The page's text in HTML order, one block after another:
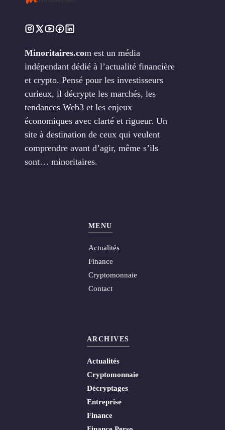
Minoritaires.com est un média
indépendant dédié à l’actualité financière
et crypto. Pensé pour les investisseurs
curieux, il décrypte les marchés, les
tendances Web3 et les enjeux
économiques avec clarté et rigueur. Un
site à destination de ceux qui veulent
comprendre avant d’agir, même s’ils
sont… minoritaires.
MENU
Actualités
Finance
Cryptomonnaie
Contact
ARCHIVES
Actualités
Cryptomonnaie
Décryptages
Entreprise
Finance